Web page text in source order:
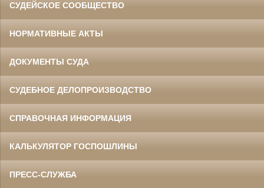
СУДЕЙСКОЕ СООБЩЕСТВО
НОРМАТИВНЫЕ АКТЫ
ДОКУМЕНТЫ СУДА
СУДЕБНОЕ ДЕЛОПРОИЗВОДСТВО
СПРАВОЧНАЯ ИНФОРМАЦИЯ
КАЛЬКУЛЯТОР ГОСПОШЛИНЫ
ПРЕСС-СЛУЖБА